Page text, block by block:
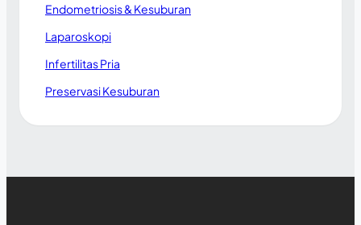
Endometriosis & Kesuburan
Laparoskopi
Infertilitas Pria
Preservasi Kesuburan